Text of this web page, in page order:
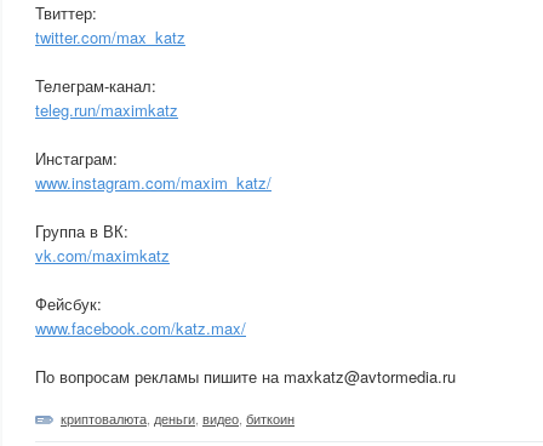
Твиттер:
twitter.com/max_katz
Телеграм-канал:
teleg.run/maximkatz
Инстаграм:
www.instagram.com/maxim_katz/
Группа в ВК:
vk.com/maximkatz
Фейсбук:
www.facebook.com/katz.max/
По вопросам рекламы пишите на maxkatz@avtormedia.ru
криптовалюта деньги видео биткоин